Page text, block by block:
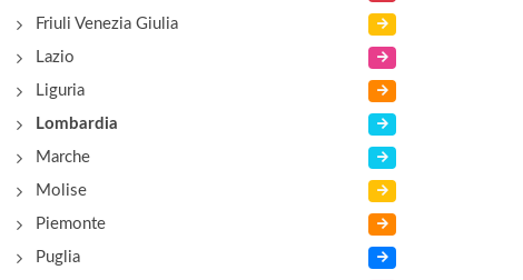
Friuli Venezia Giulia
Lazio
Liguria
Lombardia
Marche
Molise
Piemonte
Puglia